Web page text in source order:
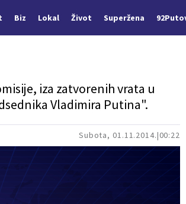
Biz Lokal Život Superžena
Subota, 01.11.2014. 00:22
iza zatvorenih vrata u
Vladimira Putina".